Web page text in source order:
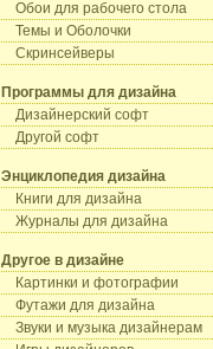
Обои для рабочего стола
Темы и Оболочки
Скринсейверы
Программы для дизайна
Дизайнерский софт
Другой софт
Энциклопедия дизайна
Книги для дизайна
Журналы для дизайна
Другое в дизайне
Картинки и фотографии
Футажи для дизайна
Звуки и музыка дизайнерам